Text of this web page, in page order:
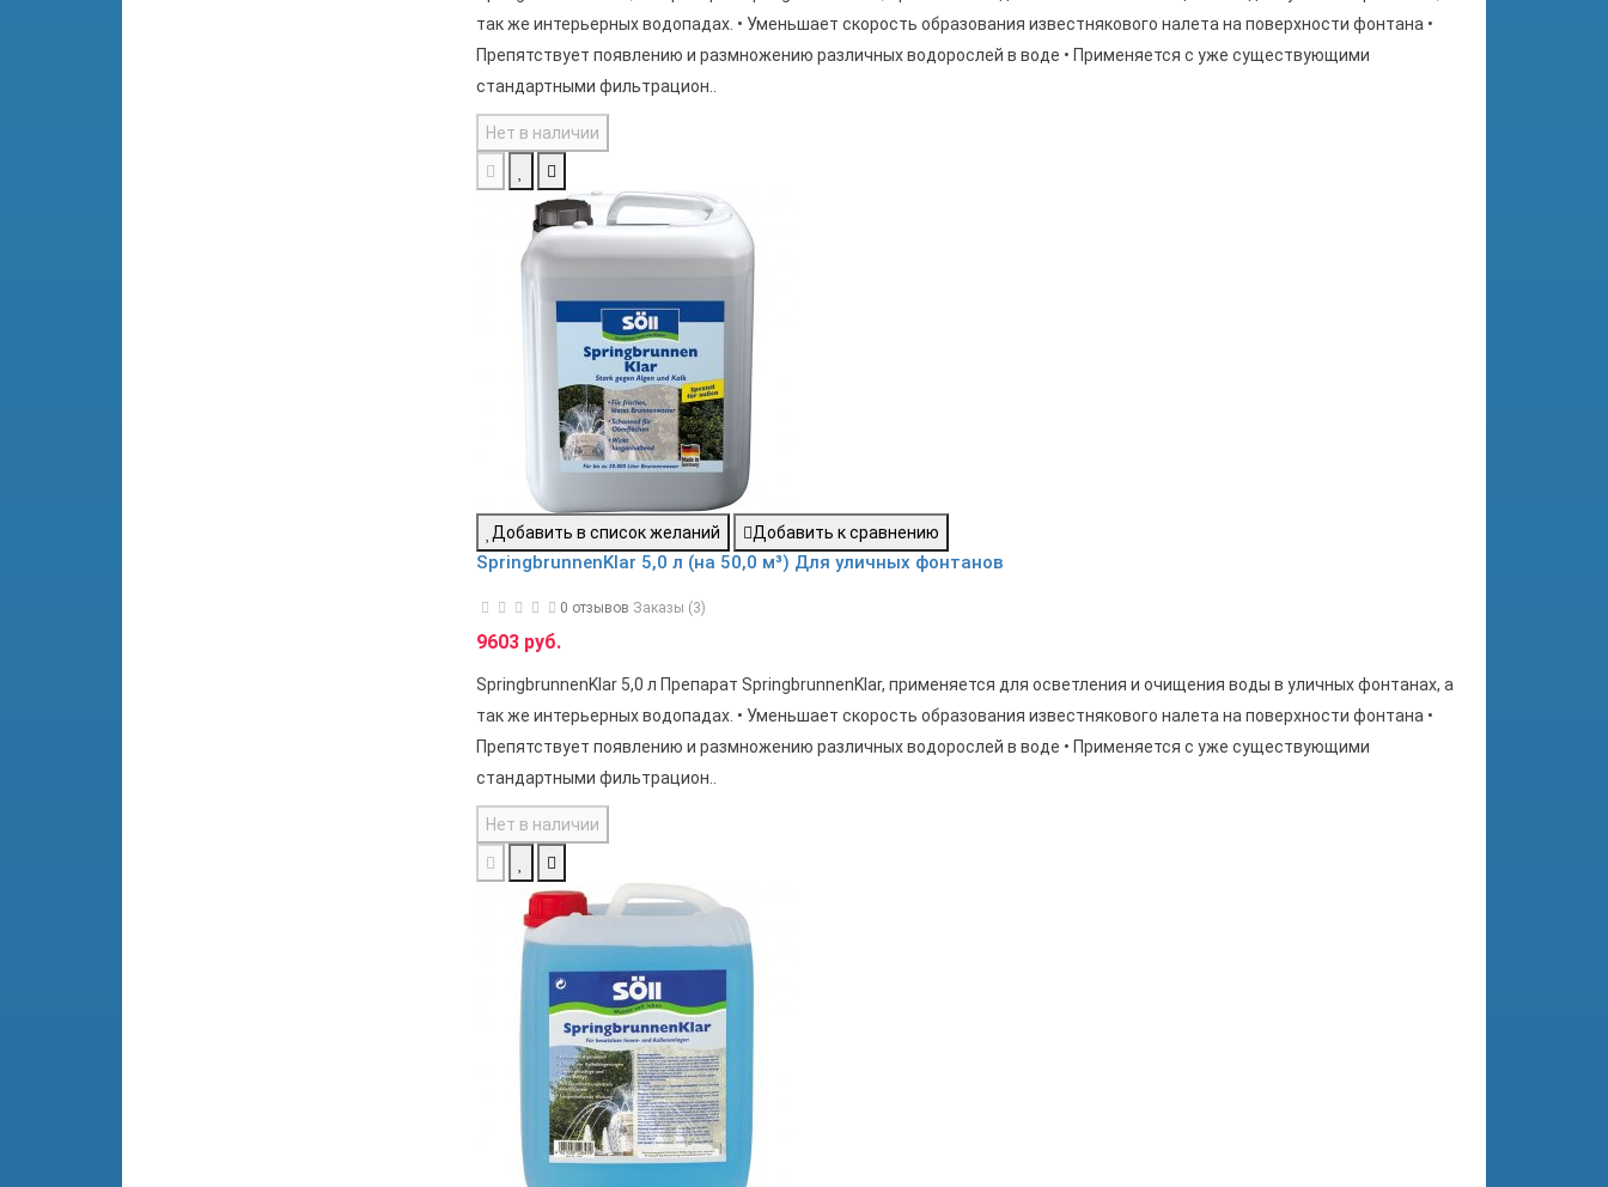
так же интерьерных водопадах. • Уменьшает скорость образования известнякового налета на поверхности фонтана •
Препятствует появлению и размножению различных водорослей в воде • Применяется с уже существующими
стандартными фильтрацион..
Нет в наличии
Добавить в список желаний Добавить к сравнению
SpringbrunnenKlar 5,0 л (на 50,0 м³) Для уличных фонтанов
0 отзывов Заказы (3)
9603 руб.
SpringbrunnenKlar 5,0 л Препарат SpringbrunnenKlar, применяется для осветления и очищения воды в уличных фонтанах, а
так же интерьерных водопадах. • Уменьшает скорость образования известнякового налета на поверхности фонтана •
Препятствует появлению и размножению различных водорослей в воде • Применяется с уже существующими
стандартными фильтрацион..
Нет в наличии